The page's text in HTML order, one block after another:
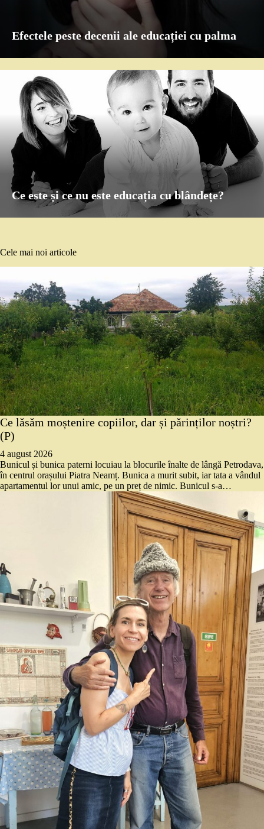
Efectele peste decenii ale educației cu palma
Ce este și ce nu este educația cu blândețe?
Cele mai noi articole
Ce lăsăm moștenire copiilor, dar și părinților noștri?
(P)
4 august 2026
Bunicul și bunica paterni locuiau la blocurile înalte de lângă Petrodava,
în centrul orașului Piatra Neamț. Bunica a murit subit, iar tata a vândul
apartamentul lor unui amic, pe un preț de nimic. Bunicul s-a…